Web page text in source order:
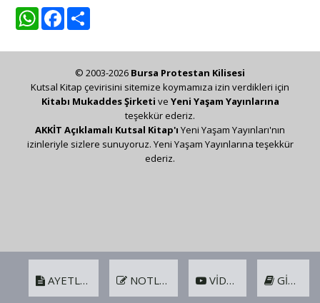
WhatsAppFacebook
AYETLER NOTLAR VIDEO GIRIŞ
© 2003-2026 Bursa Protestan Kilisesi
Kutsal Kitap çevirisini sitemize koymamıza izin verdikleri için
Kitabı Mukaddes Şirketi ve Yeni Yaşam Yayınlarına
teşekkür ederiz.
AKKİT Açıklamalı Kutsal Kitap'ı Yeni Yaşam Yayınları'nın
izinleriyle sizlere sunuyoruz. Yeni Yaşam Yayınlarına teşekkür
ederiz.